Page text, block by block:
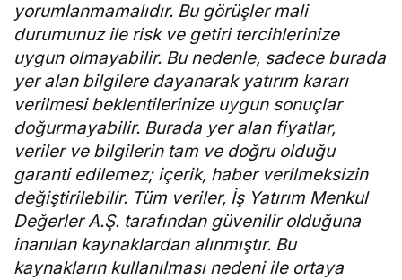
yorumlanmamalıdır. Bu görüşler mali
durumunuz ile risk ve getiri tercihlerinize
uygun olmayabilir. Bu nedenle, sadece burada
yer alan bilgilere dayanarak yatırım kararı
verilmesi beklentilerinize uygun sonuçlar
doğurmayabilir. Burada yer alan fiyatlar,
veriler ve bilgilerin tam ve doğru olduğu
garanti edilemez; içerik, haber verilmeksizin
değiştirilebilir. Tüm veriler, İş Yatırım Menkul
Değerler A.Ş. tarafından güvenilir olduğuna
inanılan kaynaklardan alınmıştır. Bu
kaynakların kullanılması nedeni ile ortaya